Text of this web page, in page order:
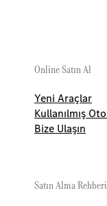
Online Satın Al
Yeni Araçlar
Kullanılmış
Bize Ulaşın
Satın Alma Rehberi